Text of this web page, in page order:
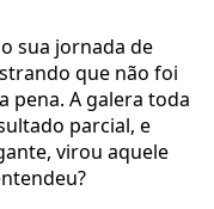
sua jornada de
que não foi
pena. A galera toda
parcial, e
virou aquele